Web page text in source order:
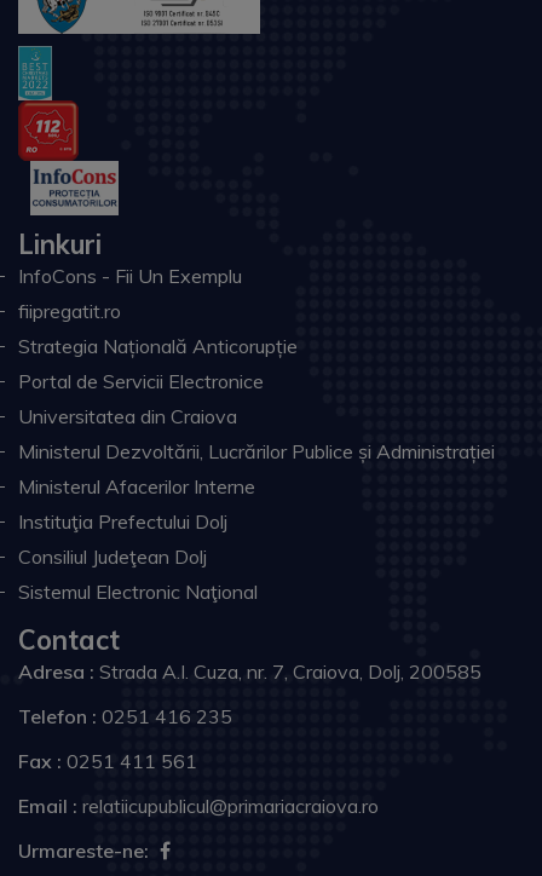
Linkuri
InfoCons - Fii Un Exemplu
fiipregatit.ro
Strategia Națională Anticorupție
Portal de Servicii Electronice
Universitatea din Craiova
Ministerul Dezvoltării, Lucrărilor Publice și Administrației
Ministerul Afacerilor Interne
Instituţia Prefectului Dolj
Consiliul Judeţean Dolj
Sistemul Electronic Naţional
Contact
Adresa : Strada A.I. Cuza, nr. 7, Craiova, Dolj, 200585
Telefon : 0251 416 235
Fax : 0251 411 561
Email : relatiicupublicul@primariacraiova.ro
Urmareste-ne: